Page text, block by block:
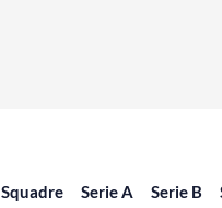
Squadre Serie A Serie B